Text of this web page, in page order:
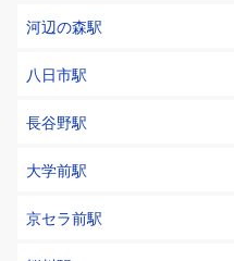
河辺の森駅
八日市駅
長谷野駅
大学前駅
京セラ前駅